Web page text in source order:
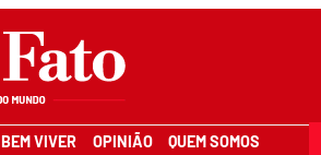
BEM VIVER OPINIÃO QUEM SOMOS